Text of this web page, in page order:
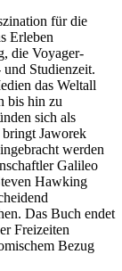
für die
Erleben
die Voyager-
Studienzeit.
das Weltall
bis hin zu
sich als
Jaworek
werden
Galileo
Hawking
Das Buch endet
Freizeiten
Bezug